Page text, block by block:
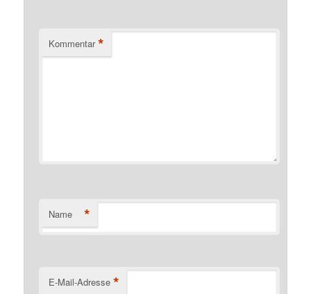
Kommentar *
Name *
E-Mail-Adresse *